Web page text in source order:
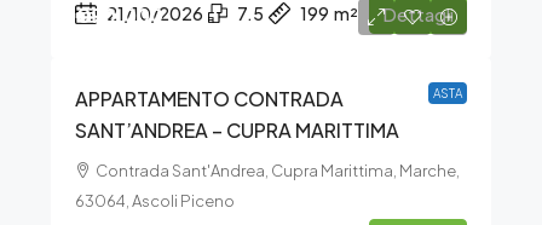
21/10/2026 7.5 199 m² Dettagli
ASTA
€90.000
APPARTAMENTO CONTRADA
SANT’ANDREA – CUPRA MARITTIMA
Contrada Sant'Andrea, Cupra Marittima, Marche,
63064, Ascoli Piceno